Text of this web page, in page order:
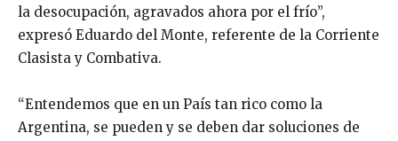
la desocupación, agravados ahora por el frío”,
expresó Eduardo del Monte, referente de la Corriente
Clasista y Combativa.
“Entendemos que en un País tan rico como la
Argentina, se pueden y se deben dar soluciones de